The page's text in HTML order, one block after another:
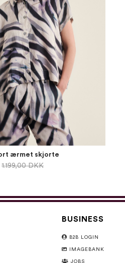
ærmet skjorte
1.199,00 DKK
BUSINESS
B2B LOGIN
IMAGEBANK
JOBS